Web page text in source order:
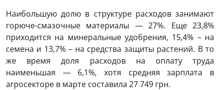
Наибольшую долю в структуре расходов занимают
горюче-смазочные материалы — 27%. Еще 23,8%
приходится на минеральные удобрения, 15,4% – на
семена и 13,7% – на средства защиты растений. В то
же время доля расходов на оплату труда
наименьшая — 6,1%, хотя средняя зарплата в
агросекторе в марте составила 27 749 грн.